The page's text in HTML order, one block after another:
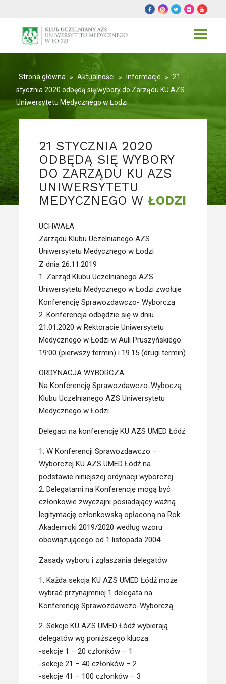
Toggle
Strona główna » Aktualności » Informacje » 21
stycznia 2020 odbędą się wybory do Zarządu KU AZS
Uniwersytetu Medycznego w Łodzi
21 STYCZNIA 2020
ODBĘDĄ SIĘ WYBORY
DO ZARZĄDU KU AZS
UNIWERSYTETU
MEDYCZNEGO WŁODZI
UCHWAŁA
Zarządu Klubu Uczelnianego AZS
Uniwersytetu Medycznego w Łodzi
Z dnia 26.11.2019
1. Zarząd Klubu Uczelnianego AZS
Uniwersytetu Medycznego w Łodzi zwołuje
Konferencję Sprawozdawczo- Wyborczą
2. Konferencja odbędzie się w dniu
21.01.2020 w Rektoracie Uniwersytetu
Medycznego w Łodzi w Auli Pruszyńskiego.
19:00 (pierwszy termin) i 19.15 (drugi termin)
ORDYNACJA WYBORCZA
Na Konferencję Sprawozdawczo-Wyboczą
Klubu Uczelnianego AZS Uniwersytetu
Medycznego w Łodzi
Delegaci na konferencję KU AZS UMED Łódź:
1. W Konferencji Sprawozdawczo –
Wyborczej KU AZS UMED Łódź na
podstawie niniejszej ordynacji wyborczej
2. Delegatami na Konferencję mogą być
członkowie zwyczajni posiadający ważną
legitymację członkowską opłaconą na Rok
Akademicki 2019/2020 według wzoru
obowiązującego od 1 listopada 2004.
Zasady wyboru i zgłaszania delegatów
1. Każda sekcja KU AZS UMED Łódź może
wybrać przynajmniej 1 delegata na
Konferencję Sprawozdawczo-Wyborczą.
2. Sekcje KU AZS UMED Łódź wybierają
delegatów wg poniższego klucza:
-sekcje 1 – 20 członków – 1
-sekcje 21 – 40 członków – 2
-sekcje 41 – 100 członków – 3